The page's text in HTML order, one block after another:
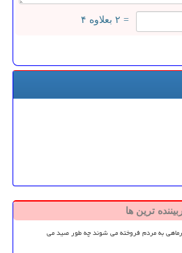
= ۲ بعلاوه ۴
ترین ها
به مردم فروخته می شوند چه طور صید می